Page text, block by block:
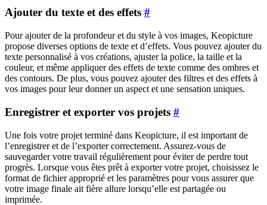
Ajouter du texte et des effets #
Pour ajouter de la profondeur et du style à vos images, Keopicture
propose diverses options de texte et d’effets. Vous pouvez ajouter du
texte personnalisé à vos créations, ajuster la police, la taille et la
couleur, et même appliquer des effets de texte comme des ombres et
des contours. De plus, vous pouvez ajouter des filtres et des effets à
vos images pour leur donner un aspect et une sensation uniques.
Enregistrer et exporter vos projets #
Une fois votre projet terminé dans Keopicture, il est important de
l’enregistrer et de l’exporter correctement. Assurez-vous de
sauvegarder votre travail régulièrement pour éviter de perdre tout
progrès. Lorsque vous êtes prêt à exporter votre projet, choisissez le
format de fichier approprié et les paramètres pour vous assurer que
votre image finale ait fière allure lorsqu’elle est partagée ou
imprimée.